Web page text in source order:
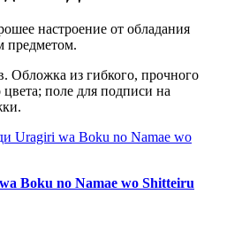
настроение от обладания
предметом.
Обложка из гибкого, прочного
поле для подписи на
Boku no Namae wo Shitteiru